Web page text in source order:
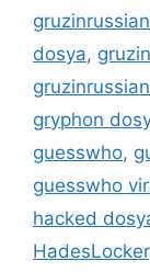
dosya,
gryphon
guesswho,
guesswho
hacked
HadesLocker